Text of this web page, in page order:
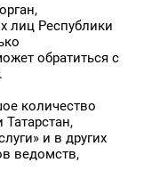
лиц Республики
обратиться с
количество
и в других
ведомств,